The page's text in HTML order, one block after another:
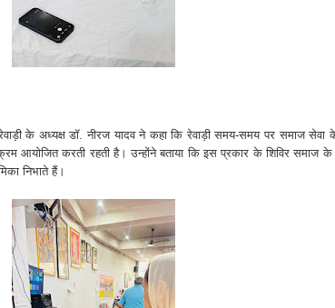
के अध्यक्ष डॉ. नीरज यादव ने कहा कि रेवाड़ी समय-समय पर समाज सेवा
आयोजित करती रहती है। उन्होंने बताया कि इस प्रकार के शिविर समाज
निभाते हैं।